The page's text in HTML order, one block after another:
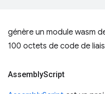
génère un module wasm
100 octets de code de
AssemblyScript